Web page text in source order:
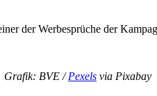
der Werbesprüche der
Grafik: BVE /Pexels via Pixabay